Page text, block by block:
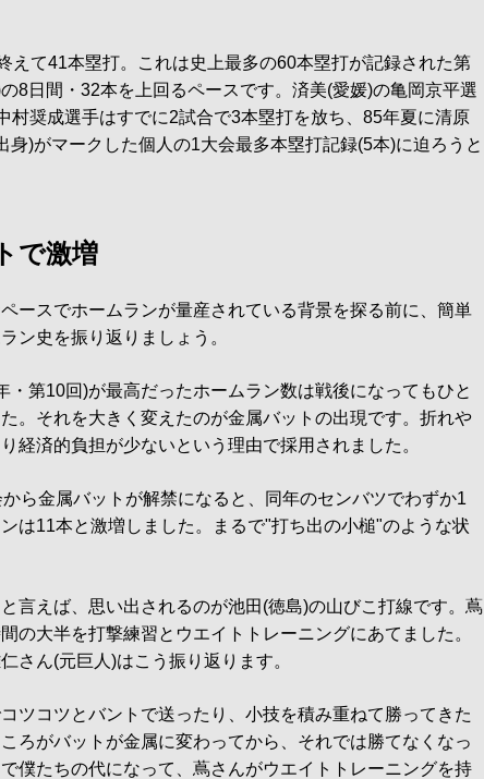
えて41本塁打。これは史上最多の60本塁打が記録された第
8日間・32本を上回るペースです。済美(愛媛)の亀岡京平選
村奨成選手はすでに2試合で3本塁打を放ち、85年夏に清原
身)がマークした個人の1大会最多本塁打記録(5本)に迫ろうと
で激増
ースでホームランが量産されている背景を探る前に、簡単
ン史を振り返りましょう。
第10回)が最高だったホームラン数は戦後になってもひと
。それを大きく変えたのが金属バットの出現です。折れや
経済的負担が少ないという理由で採用されました。
ら金属バットが解禁になると、同年のセンバツでわずか1
は11本と激増しました。まるで"打ち出の小槌"のような状
言えば、思い出されるのが池田(徳島)の山びこ打線です。蔦
の大半を打撃練習とウエイトトレーニングにあてました。
さん(元巨人)はこう振り返ります。
コツコツとバントで送ったり、小技を積み重ねて勝ってきた
ろがバットが金属に変わってから、それでは勝てなくなっ
僕たちの代になって、蔦さんがウエイトトレーニングを持